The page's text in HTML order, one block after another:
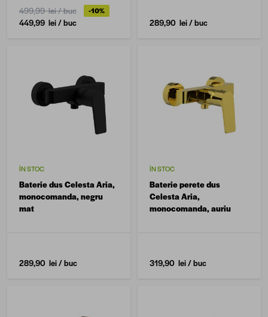
499,99 lei/ buc -10%
449,99 lei/ buc 289,90 lei/ buc
ÎN STOC
Baterie dus Celesta Aria,
monocomanda, negru
mat
289,90 lei/ buc
ÎN STOC
Baterie perete dus
Celesta Aria,
monocomanda, auriu
319,90 lei/ buc